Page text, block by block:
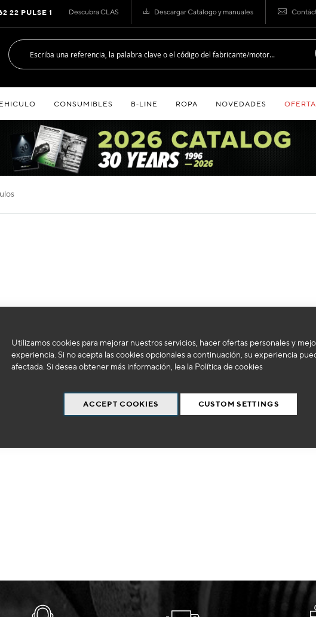
Utilizamos cookies para mejorar nuestros servicios, hacer ofertas personales y
experiencia. Si no acepta las cookies opcionales a continuación, su experiencia
afectada. Si desea obtener más información, lea la Política de cookies
ACCEPT COOKIES CUSTOM SETTINGS
Descubra CLAS Descargar Catálogo y manuales
22 PULSE 1
CONSUMIBLES B‑LINE ROPA NOVEDADES
No podemos encontrar productos que coincida con la selección.